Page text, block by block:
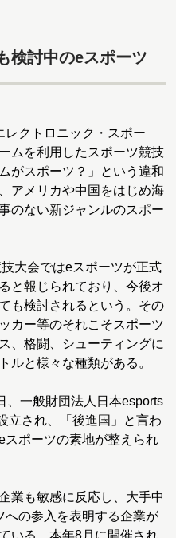
検討中のeスポーツ
クトロニック・スポー
ムを利用したスポーツ競技
がスポーツ？」という違和
アメリカや中国をはじめ海
のない新ジャンルのスポー
大会ではeスポーツが正式
と報じられており、今後オ
も検討されるという。その
カー等のそれこそスポーツ
、格闘、シューティングに
ルと様々な種類がある。
一般財団法人日本esports
立され、「後進国」と言わ
スポーツの素地が整えられ
業も敏感に反応し、大手中
への参入を表明する企業が
いる。本年8月に開催され